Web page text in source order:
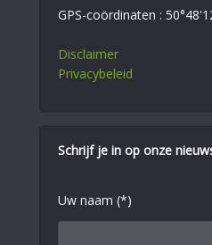
GPS-coördinaten :
Disclaimer
Privacybeleid
Schrijf je in op onze
Uw naam (*)